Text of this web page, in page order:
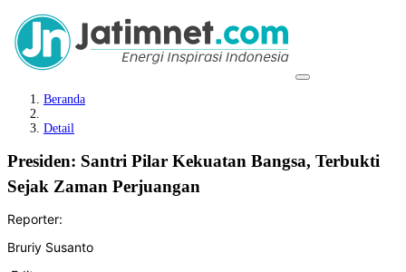
Beranda
Detail
Presiden: Santri Pilar Kekuatan Bangsa, Terbukti
Sejak Zaman Perjuangan
Reporter:
Bruriy Susanto